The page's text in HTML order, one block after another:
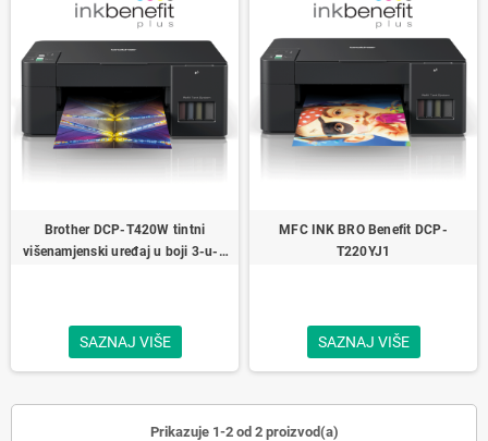
Brother DCP-T420W tintni
višenamjenski uređaj u boji 3-u-1
SAZNAJ VIŠE
MFC INK BRO Benefit DCP-
T220YJ1
SAZNAJ VIŠE
Prikazuje 1-2 od 2 proizvod(a)